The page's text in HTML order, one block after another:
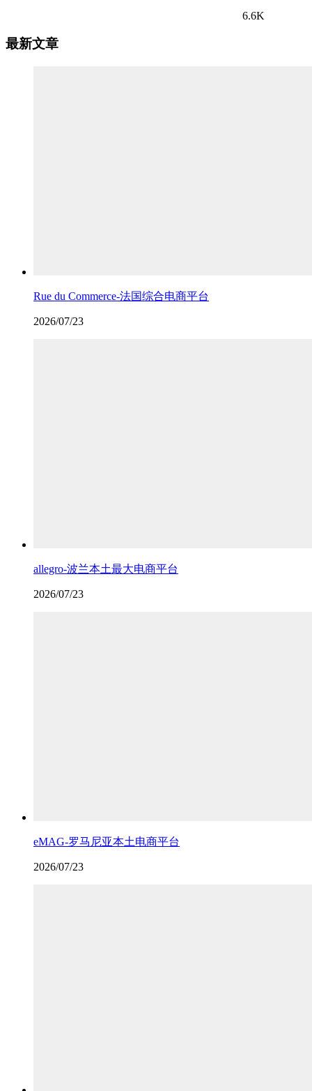
6.6K
最新文章
Rue du Commerce-法国综合电商平台
2026/07/23
allegro-波兰本土最大电商平台
2026/07/23
eMAG-罗马尼亚本土电商平台
2026/07/23